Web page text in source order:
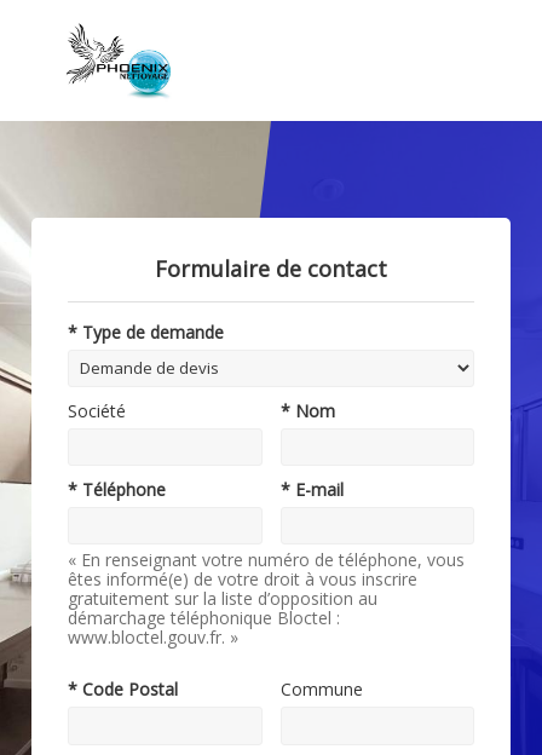
Formulaire de contact
* Type de demande
Société * Nom
* Téléphone * E-mail
« En renseignant votre numéro de téléphone, vous
êtes informé(e) de votre droit à vous inscrire
gratuitement sur la liste d’opposition au
démarchage téléphonique Bloctel :
www.bloctel.gouv.fr. »
* Code Postal Commune